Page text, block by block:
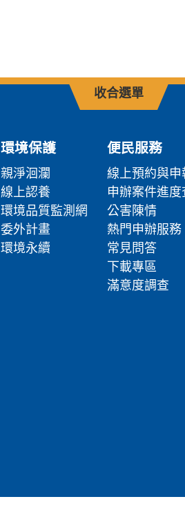
收合選單
環境保護
親淨洄瀾
線上認養
環境品質監測網
委外計畫
環境永續
便民服務
線上預約與申
申辦案件進度
公害陳情
熱門申辦服務
常見問答
下載專區
滿意度調查